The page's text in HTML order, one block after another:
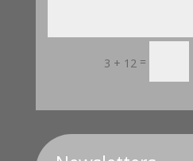
3 + 12 =